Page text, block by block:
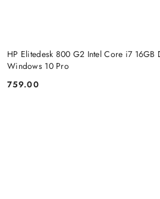
HP Elitedesk 800 G2 Intel Core i7 16GB
Windows 10 Pro
Price:
759.00